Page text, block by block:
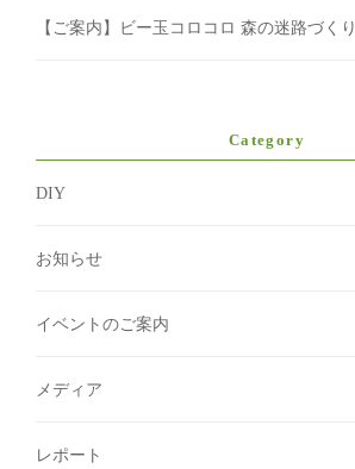
【ご案内】ビー玉コロコロ 森の迷路づくり
Category
DIY
お知らせ
イベントのご案内
メディア
レポート